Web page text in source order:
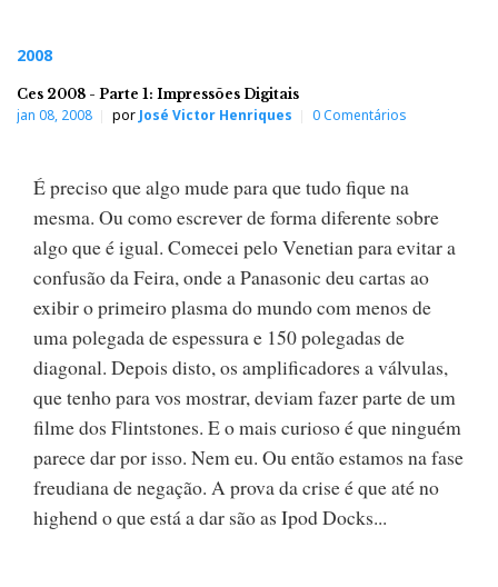
2008
Ces 2008 - Parte 1: Impressões Digitais
jan 08, 2008 por José Victor Henriques 0 Comentários
É preciso que algo mude para que tudo fique na
mesma. Ou como escrever de forma diferente sobre
algo que é igual. Comecei pelo Venetian para evitar a
confusão da Feira, onde a Panasonic deu cartas ao
exibir o primeiro plasma do mundo com menos de
uma polegada de espessura e 150 polegadas de
diagonal. Depois disto, os amplificadores a válvulas,
que tenho para vos mostrar, deviam fazer parte de um
filme dos Flintstones. E o mais curioso é que ninguém
parece dar por isso. Nem eu. Ou então estamos na fase
freudiana de negação. A prova da crise é que até no
highend o que está a dar são as Ipod Docks...